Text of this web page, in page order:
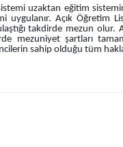
uzaktan eğitim
uygulanır. Açık Öğretim
takdirde mezun olur.
mezuniyet şartları
sahip olduğu tüm